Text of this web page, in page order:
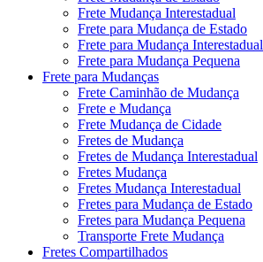
Frete Mudança Interestadual
Frete para Mudança de Estado
Frete para Mudança Interestadual
Frete para Mudança Pequena
Frete para Mudanças
Frete Caminhão de Mudança
Frete e Mudança
Frete Mudança de Cidade
Fretes de Mudança
Fretes de Mudança Interestadual
Fretes Mudança
Fretes Mudança Interestadual
Fretes para Mudança de Estado
Fretes para Mudança Pequena
Transporte Frete Mudança
Fretes Compartilhados